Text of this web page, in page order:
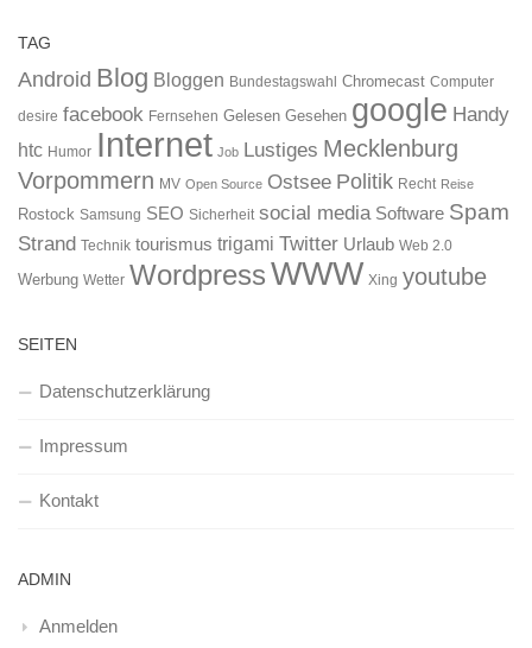
TAG
Android Blog Bloggen Bundestagswahl Chromecast Computer
desire facebook Fernsehen Gelesen Gesehen google Handy
htc Humor Internet Job Lustiges Mecklenburg
Vorpommern MV Open Source Ostsee Politik Recht Reise
Rostock Samsung SEO Sicherheit social media Software Spam
Strand Technik tourismus trigami Twitter Urlaub Web 2.0
Werbung Wetter WordpressWWW Xing youtube
SEITEN
Datenschutzerklärung
Impressum
Kontakt
ADMIN
Anmelden